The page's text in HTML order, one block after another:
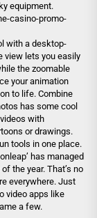
equipment.
casino-promo-
with a desktop-
view lets you easily
the zoomable
your animation
to life. Combine
has some cool
with
or drawings.
tools in one place.
has managed
the year. That’s no
everywhere. Just
video apps like
a few.